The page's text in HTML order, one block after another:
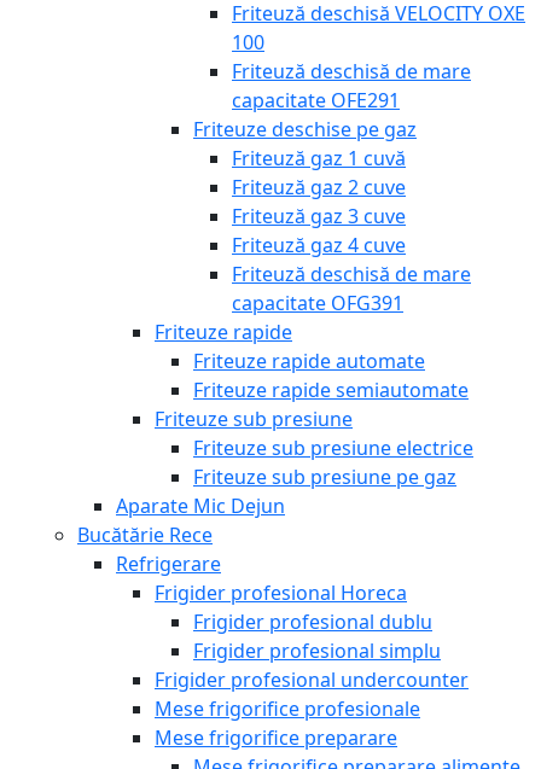
Friteuză deschisă VELOCITY OXE
100
Friteuză deschisă de mare
capacitate OFE291
Friteuze deschise pe gaz
Friteuză gaz 1 cuvă
Friteuză gaz 2 cuve
Friteuză gaz 3 cuve
Friteuză gaz 4 cuve
Friteuză deschisă de mare
capacitate OFG391
Friteuze rapide
Friteuze rapide automate
Friteuze rapide semiautomate
Friteuze sub presiune
Friteuze sub presiune electrice
Friteuze sub presiune pe gaz
Aparate Mic Dejun
Bucătărie Rece
Refrigerare
Frigider profesional Horeca
Frigider profesional dublu
Frigider profesional simplu
Frigider profesional undercounter
Mese frigorifice profesionale
Mese frigorifice preparare